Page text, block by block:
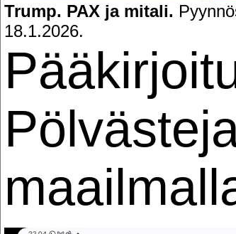
Trump. PAX ja mitali.
18.1.2026.